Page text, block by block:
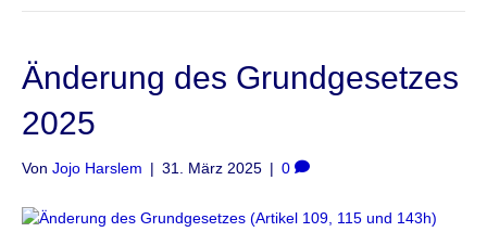
Änderung des Grundgesetzes
2025
Von Jojo Harslem | 31. März 2025 | 0